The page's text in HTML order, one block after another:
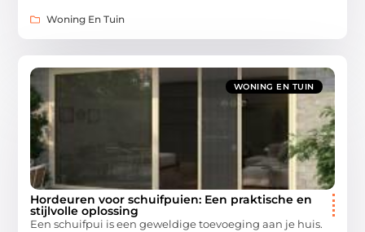
Woning En Tuin
WONING EN TUIN
Hordeuren voor schuifpuien: Een praktische en
stijlvolle oplossing
Een schuifpui is een geweldige toevoeging aan je huis.